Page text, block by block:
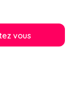
vous